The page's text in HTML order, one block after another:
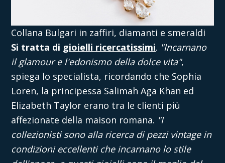
Collana Bulgari in zaffiri, diamanti e smeraldi
Si tratta di gioielli ricercatissimi. "Incarnano
il glamour e l'edonismo della dolce vita",
spiega lo specialista, ricordando che Sophia
Loren, la principessa Salimah Aga Khan ed
Elizabeth Taylor erano tra le clienti più
affezionate della maison romana. "I
collezionisti sono alla ricerca di pezzi vintage in
condizioni eccellenti che incarnano lo stile